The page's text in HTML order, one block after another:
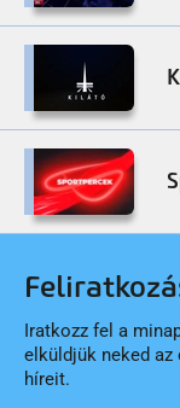
Iratkozz fel a
elküldjük neked
híreit.